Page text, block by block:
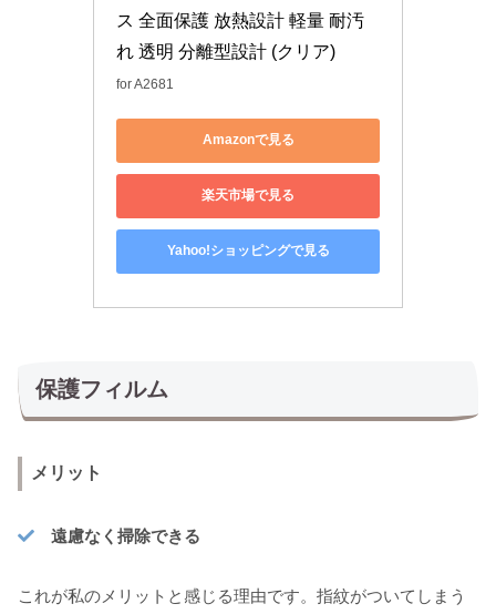
ス 全面保護 放熱設計 軽量 耐汚
れ 透明 分離型設計 (クリア)
for A2681
Amazonで見る
楽天市場で見る
Yahoo!ショッピングで見る
保護フィルム
メリット
遠慮なく掃除できる
これが私のメリットと感じる理由です。指紋がついてしまう